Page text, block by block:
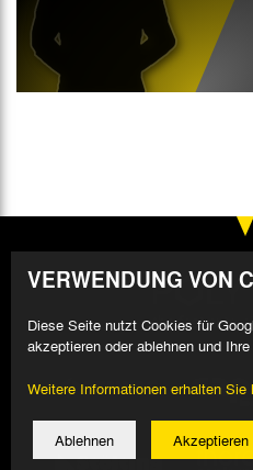
VERWENDUNG VON
Diese Seite nutzt Cookies für
akzeptieren oder ablehnen und
Weitere Informationen erhalten Sie
Ablehnen Akzeptieren